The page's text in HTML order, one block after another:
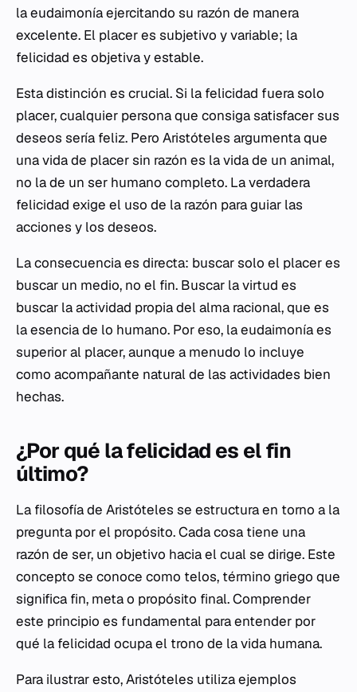
laeudaimoníaejercitando su razón de manera
excelente. El placer es subjetivo y variable; la
felicidad es objetiva y estable.
Esta distinción es crucial. Si la felicidad fuera solo
placer, cualquier persona que consiga satisfacer sus
deseos sería feliz. Pero Aristóteles argumenta que
una vida de placer sin razón es la vida de un animal,
no la de un ser humano completo. La verdadera
felicidad exige el uso de la razón para guiar las
acciones y los deseos.
La consecuencia es directa: buscar solo el placer es
buscar un medio, no el fin. Buscar la virtud es
buscar la actividad propia del alma racional, que es
la esencia de lo humano. Por eso, laeudaimoníaes
superior al placer, aunque a menudo lo incluye
como acompañante natural de las actividades bien
hechas.
¿Por qué la felicidad es el fin
último?
La filosofía de Aristóteles se estructura en torno a la
pregunta por el propósito. Cada cosa tiene una
razón de ser, un objetivo hacia el cual se dirige. Este
concepto se conoce como telos, término griego que
significa fin, meta o propósito final. Comprender
este principio es fundamental para entender por
qué la felicidad ocupa el trono de la vida humana.
Para ilustrar esto, Aristóteles utiliza ejemplos